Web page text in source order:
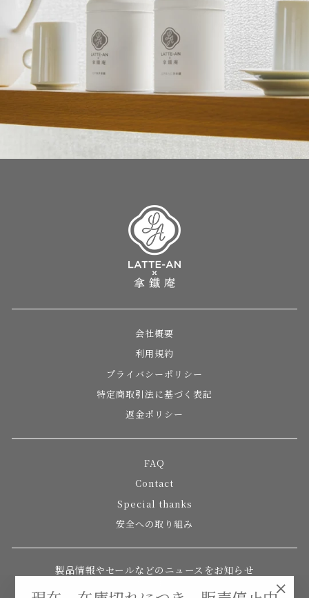
会社概要
利用規約
プライバシーポリシー
特定商取引法に基づく表記
返金ポリシー
FAQ
Contact
Special thanks
安全への取り組み
製品情報やセールなどのニュースをお知らせ